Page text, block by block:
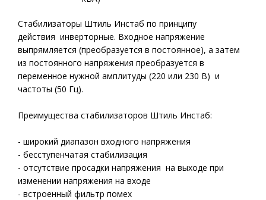
Стабилизаторы Штиль Инстаб по принципу
действия инверторные. Входное напряжение
выпрямляется (преобразуется в постоянное), а затем
из постоянного напряжения преобразуется в
переменное нужной амплитуды (220 или 230 В) и
частоты (50 Гц).
Преимущества стабилизаторов Штиль Инстаб:
- широкий диапазон входного напряжения
- бесступенчатая стабилизация
- отсутствие просадки напряжения на выходе при
изменении напряжения на входе
- встроенный фильтр помех